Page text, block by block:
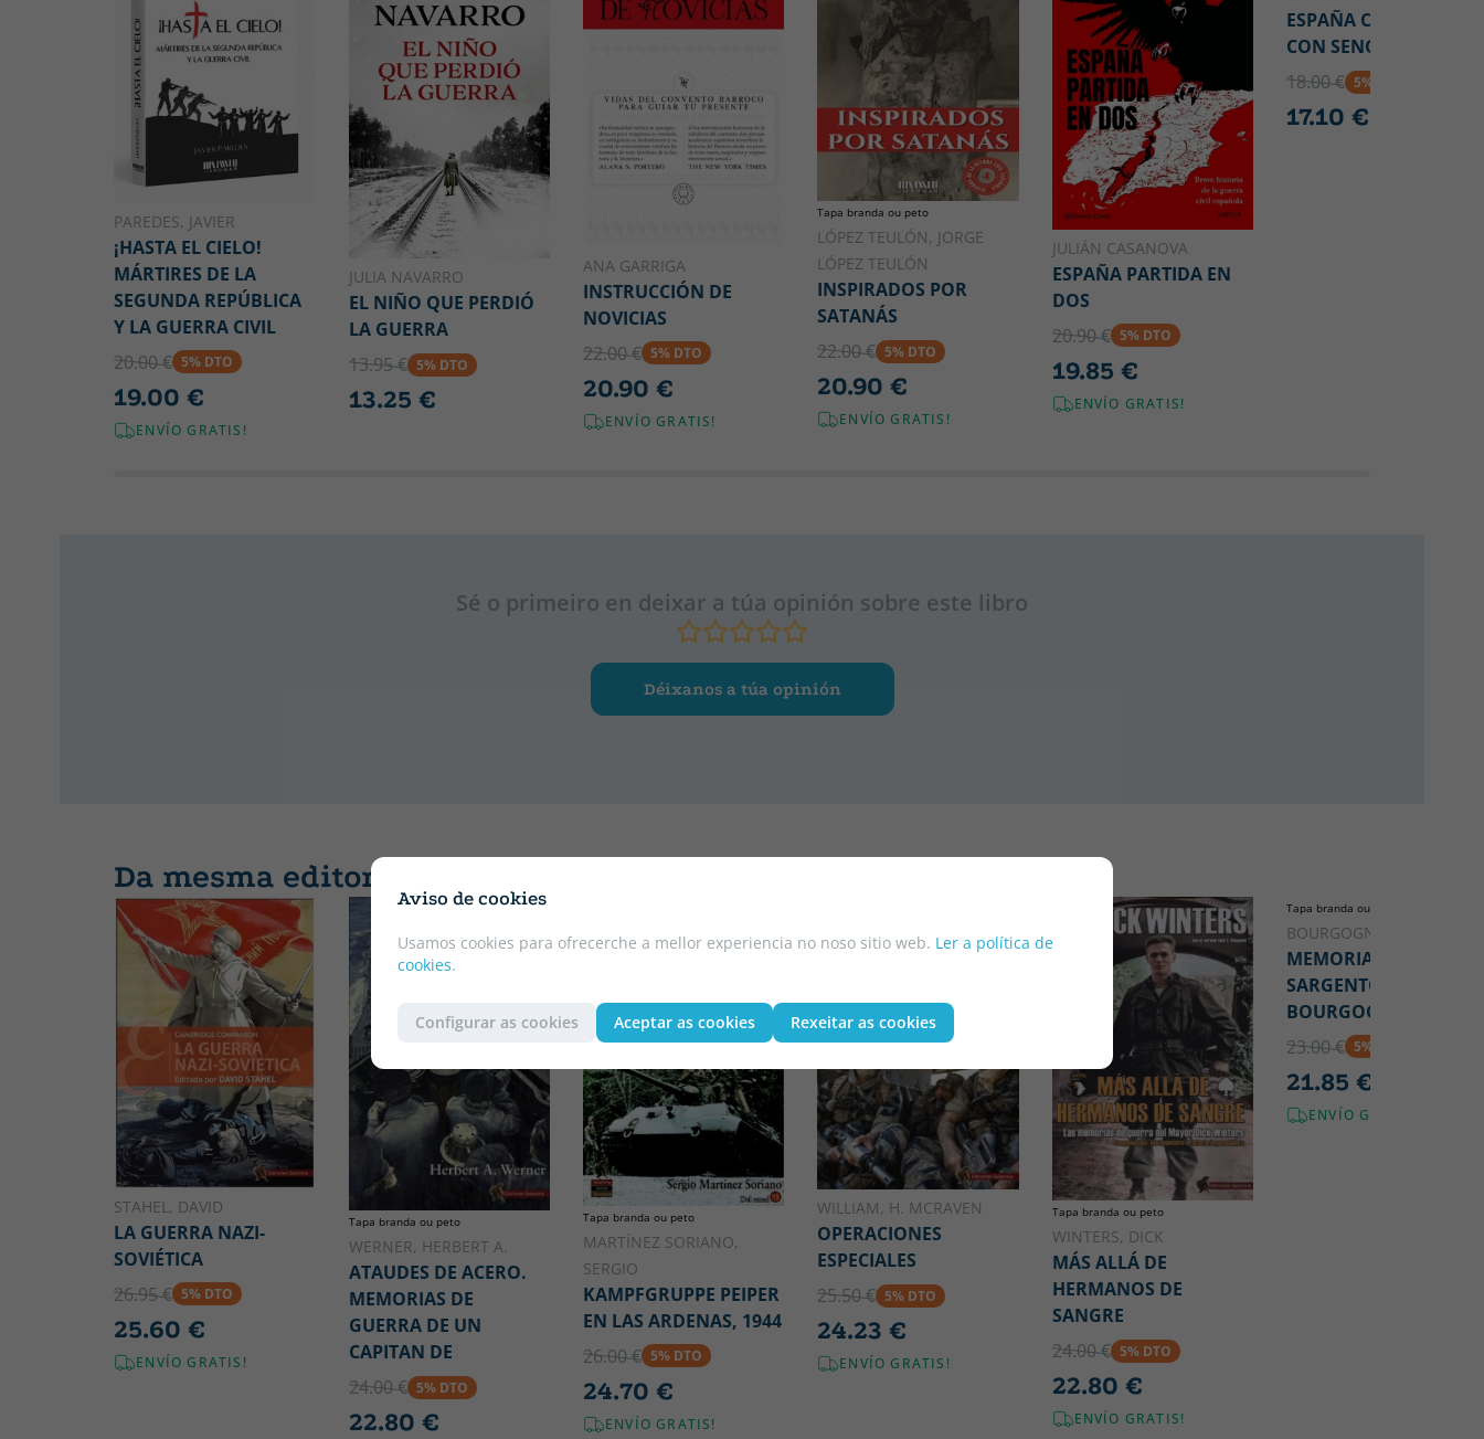
Aviso de cookies
Usamos cookies para ofrecerche a mellor experiencia no noso sitio web. Ler a política de
cookies.
Configurar as cookies Aceptar as cookies Rexeitar as cookies
PAREDES, JAVIER
¡HASTA EL CIELO!
MÁRTIRES DE LA
SEGUNDA REPÚBLICA
Y LA GUERRA CIVIL
20.00 € 5% DTO
19.00 €
ENVÍO GRATIS!
JULIA NAVARRO
EL NIÑO QUE PERDIÓ
LA GUERRA
13.95 € 5% DTO
13.25 €
ANA GARRIGA
INSTRUCCIÓN DE
NOVICIAS
22.00 € 5% DTO
20.90 €
ENVÍO GRATIS!
Tapa branda ou peto
LÓPEZ TEULÓN, JORGE
LÓPEZ TEULÓN
INSPIRADOS POR
SATANÁS
22.00 € 5% DTO
20.90 €
ENVÍO GRATIS!
JULIÁN CASANOVA
ESPAÑA PARTIDA EN
DOS
20.90 € 5% DTO
19.85 €
ENVÍO GRATIS!
ESPAÑA CONTADA
CON SENCILLEZ
18.00 € 5% DTO
17.10 €
Sé o primeiro en deixar a túa opinión sobre este libro
Déixanos a túa opinión
Da mesma editorial
STAHEL, DAVID
LA GUERRA NAZI-
SOVIÉTICA
26.95 € 5% DTO
25.60 €
ENVÍO GRATIS!
Tapa branda ou peto
WERNER, HERBERT A.
ATAUDES DE ACERO.
MEMORIAS DE
GUERRA DE UN
CAPITAN DE
24.00 € 5% DTO
22.80 €
Tapa branda ou peto
MARTÍNEZ SORIANO,
SERGIO
KAMPFGRUPPE PEIPER
EN LAS ARDENAS, 1944
26.00 € 5% DTO
24.70 €
ENVÍO GRATIS!
WILLIAM, H. MCRAVEN
OPERACIONES
ESPECIALES
25.50 € 5% DTO
24.23 €
ENVÍO GRATIS!
Tapa branda ou peto
WINTERS, DICK
MÁS ALLÁ DE
HERMANOS DE
SANGRE
24.00 € 5% DTO
22.80 €
ENVÍO GRATIS!
Tapa branda ou peto
BOURGOGNE, ADRIEN
MEMORIAS DEL
SARGENTO
BOURGOGNE
23.00 € 5% DTO
21.85 €
ENVÍO GRATIS!